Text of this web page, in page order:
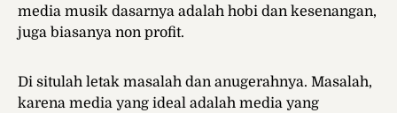
media musik dasarnya adalah hobi dan kesenangan,
juga biasanya non profit.
Di situlah letak masalah dan anugerahnya. Masalah,
karena media yang ideal adalah media yang